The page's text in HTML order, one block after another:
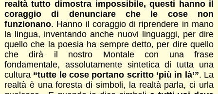
realtà tutto dimostra impossibile, questi hanno il
coraggio di denunciare che le cose non
funzionano. Hanno il coraggio di riprendere in mano
la lingua, inventando anche nuovi linguaggi, per dire
quello che la poesia ha sempre detto, per dire quello
che dirà il nostro Montale con una frase
fondamentale, assolutamente sintetica di tutta una
cultura “tutte le cose portano scritto ‘più in là’”. La
realtà è una foresta di simboli, la realtà parla, ci urla